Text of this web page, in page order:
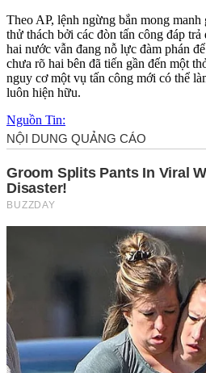
Theo AP, lệnh ngừng bắn mong
thử thách bởi các đòn tấn công đáp
hai nước vẫn đang nỗ lực đàm phán
chưa rõ hai bên đã tiến gần đến một
nguy cơ một vụ tấn công mới có thể
luôn hiện hữu.
Nguồn Tin: